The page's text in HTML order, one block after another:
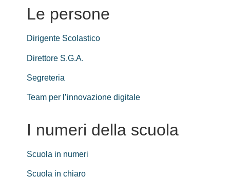
Le persone
Dirigente Scolastico
Direttore S.G.A.
Segreteria
Team per l’innovazione digitale
I numeri della scuola
Scuola in numeri
Scuola in chiaro